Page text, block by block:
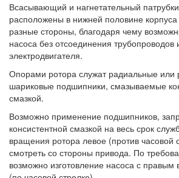
Всасывающий и нагнетательный
расположены в нижней половине
разные стороны, благодаря чему
насоса без отсоединения трубопроводов
электродвигателя.
Опорами ротора служат радиальные или
шариковые подшипники, смазываемые
смазкой.
Возможно применение подшипников,
консистентной смазкой на весь срок
вращения ротора левое (против часовой
смотреть со стороны привода. По
возможно изготовление насоса с